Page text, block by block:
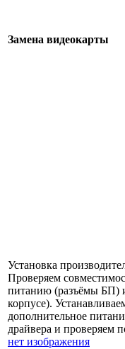
Замена видеокарты
Установка
Проверяем
питанию (разъёмы БП)
корпусе).
дополнительное
драйвера и проверяем
нет изображения